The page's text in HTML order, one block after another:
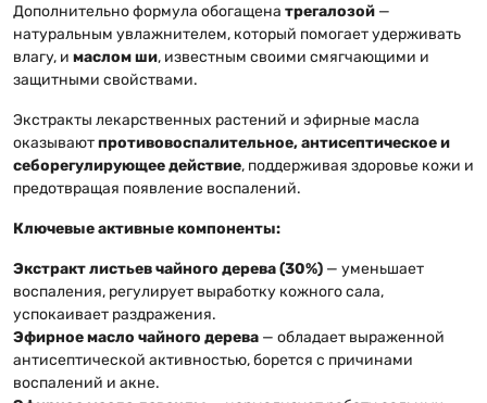
Дополнительно формула обогащена трегалозой —
натуральным увлажнителем, который помогает удерживать
влагу, и маслом ши, известным своими смягчающими и
защитными свойствами.
Экстракты лекарственных растений и эфирные масла
оказываютпротивовоспалительное, антисептическое и
себорегулирующее действие, поддерживая здоровье кожи и
предотвращая появление воспалений.
Ключевые активные компоненты:
Экстракт листьев чайного дерева (30%) — уменьшает
воспаления, регулирует выработку кожного сала,
успокаивает раздражения.
Эфирное масло чайного дерева — обладает выраженной
антисептической активностью, борется с причинами
воспалений и акне.